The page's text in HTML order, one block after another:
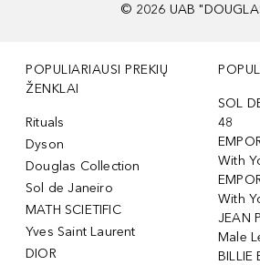
© 2026 UAB
POPULIARIAUSI PREKIŲ
ŽENKLAI
Rituals
Dyson
Douglas Collection
Sol de Janeiro
MATH SCIETIFIC
Yves Saint Laurent
DIOR
SOL
48
With
With
JEAN
Male
BILLIE